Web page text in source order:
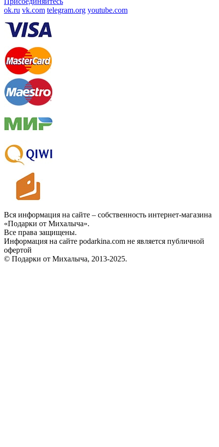
ok.ru vk.com telegram.org youtube.com
Вся информация на сайте – собственность интернет-магазина
«Подарки от Михалыча».
Все права защищены.
Информация на сайте podarkina.com не является публичной
офертой
© Подарки от Михалыча, 2013-2025.